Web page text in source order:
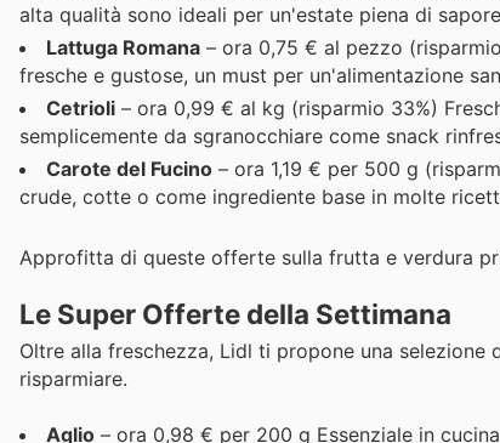
alta qualità sono ideali per un'estate piena di
Lattuga Romana – ora 0,75 € al pezzo
fresche e gustose, un must per un'alimentazione
Cetrioli – ora 0,99 € al kg (risparmio 33%)
semplicemente da sgranocchiare come snack
Carote del Fucino – ora 1,19 € per 500 g
crude, cotte o come ingrediente base in molte
Approfitta di queste offerte sulla frutta e verdura
Le Super Offerte della Settimana
Oltre alla freschezza, Lidl ti propone una
risparmiare.
Aglio – ora 0,98 € per 200 g Essenziale in